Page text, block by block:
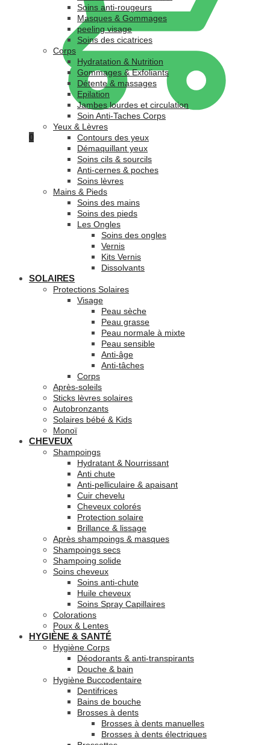
0
Soins anti-rougeurs
Masques & Gommages
peeling visage
Soins des cicatrices
Corps
Hydratation & Nutrition
Gommages & Exfoliants
Détente & massages
Epilation
Jambes lourdes et circulation
Soin Anti-Taches Corps
Yeux & Lèvres
Contours des yeux
Démaquillant yeux
Soins cils & sourcils
Anti-cernes & poches
Soins lèvres
Mains & Pieds
Soins des mains
Soins des pieds
Les Ongles
Soins des ongles
Vernis
Kits Vernis
Dissolvants
SOLAIRES
Protections Solaires
Visage
Peau sèche
Peau grasse
Peau normale à mixte
Peau sensible
Anti-âge
Anti-tâches
Corps
Après-soleils
Sticks lèvres solaires
Autobronzants
Solaires bébé & Kids
Monoï
CHEVEUX
Shampoings
Hydratant & Nourrissant
Anti chute
Anti-pelliculaire & apaisant
Cuir chevelu
Cheveux colorés
Protection solaire
Brillance & lissage
Après shampoings & masques
Shampoings secs
Shampoing solide
Soins cheveux
Soins anti-chute
Huile cheveux
Soins Spray Capillaires
Colorations
Poux & Lentes
HYGIÈNE & SANTÉ
Hygiène Corps
Déodorants & anti-transpirants
Douche & bain
Hygiène Buccodentaire
Dentifrices
Bains de bouche
Brosses à dents
Brosses à dents manuelles
Brosses à dents électriques